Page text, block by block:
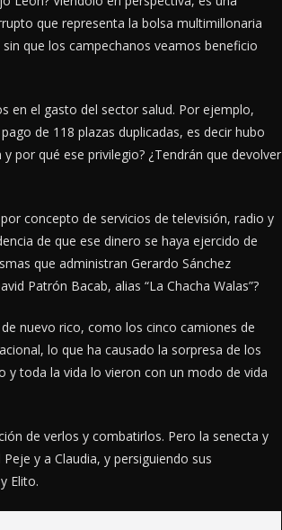
que representa la bolsa multimillonaria
que los campechanos veamos beneficio
en el gasto del sector salud. Por ejemplo,
de 118 plazas duplicadas, es decir hubo
por qué ese privilegio? ¿Tendrán que devolver
concepto de servicios de televisión, radio y
de que ese dinero se haya ejercido de
que administran Gerardo Sánchez
Patrón Bacab, alias “La Chacha Walas”?
nuevo rico, como los cinco camiones de
lo que ha causado la sorpresa de los
y toda la vida lo vieron con un modo de vida
de verlos y combatirlos. Pero la senecta y
y a Claudia, y persiguiendo sus
Elito.